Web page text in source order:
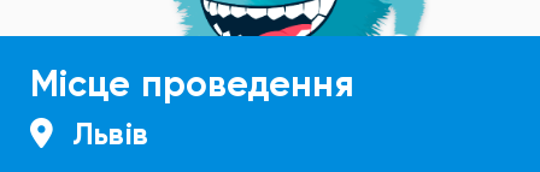
Місце проведення
Львів